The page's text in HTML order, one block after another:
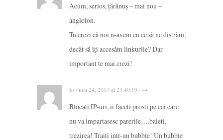
Acum, serios, țărănuș – mai nou –
anglofon.
Tu crezi că noi n-avem cu ce să ne distrăm,
decât să îți accesăm linkurile? Dar
important te mai crezi!
Io · mai 24, 2017 at 23:40:19 · →
Blocati IP-uri, ii faceti prosti pe cei care
nu va impartasesc parerile….baieti,
trezirea! Traiti intr-un bubble! Un bubble